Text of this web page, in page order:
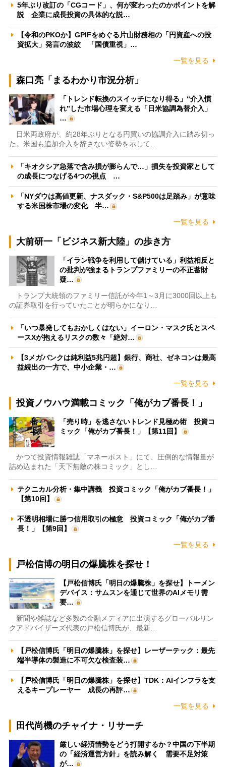
5年ぶり改訂の「CGコード」、何が変わったのかポイントを解
説 企業に成長投資の具体的な説…
【令和のPKOか】GPIFをめぐる片山財務相の「円資産への投
資拡大」発言の波紋 「国債重視」…
一覧を見る
森口亮「まるわかり市況分析」
「トレンド転換のスイッチになり得る」“介入慣
れ”した市場心理を変える「日米協調為替介入」
…
日米両政府が、約28年ぶりとなる円買いの協調介入に踏み切っ
た。米国も追加介入を辞さない姿勢を示して…
「キオクシア急落で含み損が膨らんで…」損失を投資家として
の成長につなげる4つの視点 …
「NYダウは高値更新、ナスダック・S&P500は足踏み」が意味
する米国株市場の変化 半…
一覧を見る
大前研一「ビジネス新大陸」の歩き方
「イラン戦争を利用して儲けている」利益相反と
の批判が強まるトランプファミリーの不正蓄財
疑…
トランプ大統領のファミリー信託が今年1～3月に3000回以上も
の証券取引を行っていたことが明らかになり…
「いつ暴発してもおかしくはない」イーロン・マスク氏とスペ
ースXが抱えるリスクの数々「絶対…
【3メガバンクは純利益5兆円超】銀行、商社、ゼネコンは最高
益続出の一方で、中小企業・…
一覧を見る
投資ノウハウ満載コミック「俺がカブ番長！」
「売り時」を逃さないトレンド見極め術 投資コ
ミック「俺がカブ番長！」【第11回】
かつて投資情報雑誌「マネーポスト」にて、圧倒的な情報量が
詰め込まれた「天下無敵の株コミック」とし…
テクニカル分析・集中講義 投資コミック「俺がカブ番長！」
【第10回】
不透明相場に勝つ信用取引の極意 投資コミック「俺がカブ番
長！」【第9回】
一覧を見る
戸松信博の明日の爆騰株を探せ！
【戸松信博氏「明日の爆騰株」を探せ】トーメン
デバイス：サムスンを通じて世界のAIメモリ需
要…
新聞や雑誌など多数の金融メディアに出演するグローバルリン
クアドバイザーズ代表の戸松信博氏が、最新…
【戸松信博氏「明日の爆騰株」を探せ】レーザーテック：最先
端半導体の製造に不可欠な検査装…
【戸松信博氏「明日の爆騰株」を探せ】TDK：AIインフラを支
えるキープレーヤー 成長の再評…
一覧を見る
田代尚機のチャイナ・リサーチ
厳しい経済情勢をどう打開するか？中国の下半期
の「経済運営方針」を読み解く 需要不足対策
が…